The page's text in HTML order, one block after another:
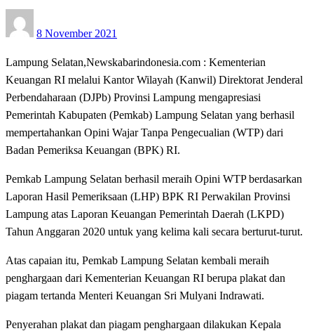
on
8 November 2021
Lampung Selatan,Newskabarindonesia.com : Kementerian
Keuangan RI melalui Kantor Wilayah (Kanwil) Direktorat Jenderal
Perbendaharaan (DJPb) Provinsi Lampung mengapresiasi
Pemerintah Kabupaten (Pemkab) Lampung Selatan yang berhasil
mempertahankan Opini Wajar Tanpa Pengecualian (WTP) dari
Badan Pemeriksa Keuangan (BPK) RI.
Pemkab Lampung Selatan berhasil meraih Opini WTP berdasarkan
Laporan Hasil Pemeriksaan (LHP) BPK RI Perwakilan Provinsi
Lampung atas Laporan Keuangan Pemerintah Daerah (LKPD)
Tahun Anggaran 2020 untuk yang kelima kali secara berturut-turut.
Atas capaian itu, Pemkab Lampung Selatan kembali meraih
penghargaan dari Kementerian Keuangan RI berupa plakat dan
piagam tertanda Menteri Keuangan Sri Mulyani Indrawati.
Penyerahan plakat dan piagam penghargaan dilakukan Kepala